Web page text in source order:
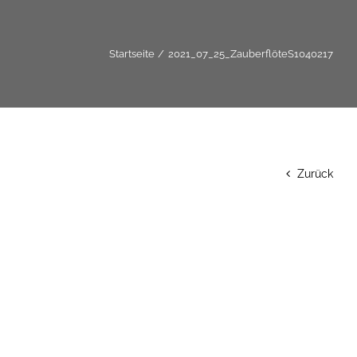
Startseite 2021_07_25_ZauberflöteS1040217
Zurück